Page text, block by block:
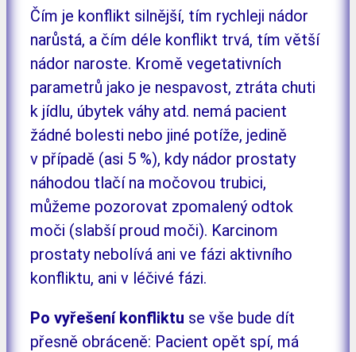
Čím je konflikt silnější, tím rychleji nádor
narůstá, a čím déle konflikt trvá, tím větší
nádor naroste. Kromě vegetativních
parametrů jako je nespavost, ztráta chuti
k jídlu, úbytek váhy atd. nemá pacient
žádné bolesti nebo jiné potíže, jedině
v případě (asi 5 %), kdy nádor prostaty
náhodou tlačí na močovou trubici,
můžeme pozorovat zpomalený odtok
moči (slabší proud moči). Karcinom
prostaty nebolívá ani ve fázi aktivního
konfliktu, ani v léčivé fázi.
Po vyřešení konfliktu se vše bude dít
přesně obráceně: Pacient opět spí, má